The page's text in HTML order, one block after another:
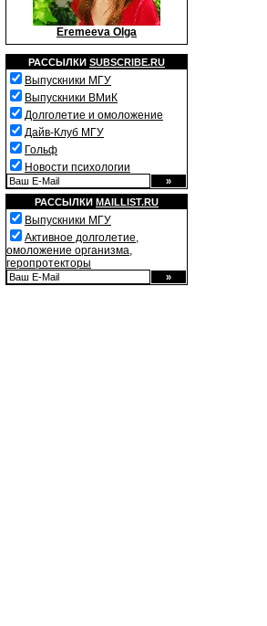
Eremeeva Olga
РАССЫЛКИ SUBSCRIBE.RU
Выпускники МГУ
Выпускники ВМиК
Долголетие и омоложение
Дайв-Клуб МГУ
Гольф
Новости психологии
РАССЫЛКИ MAILLIST.RU
Выпускники МГУ
Активное долголетие,
омоложение организма,
геропротекторы